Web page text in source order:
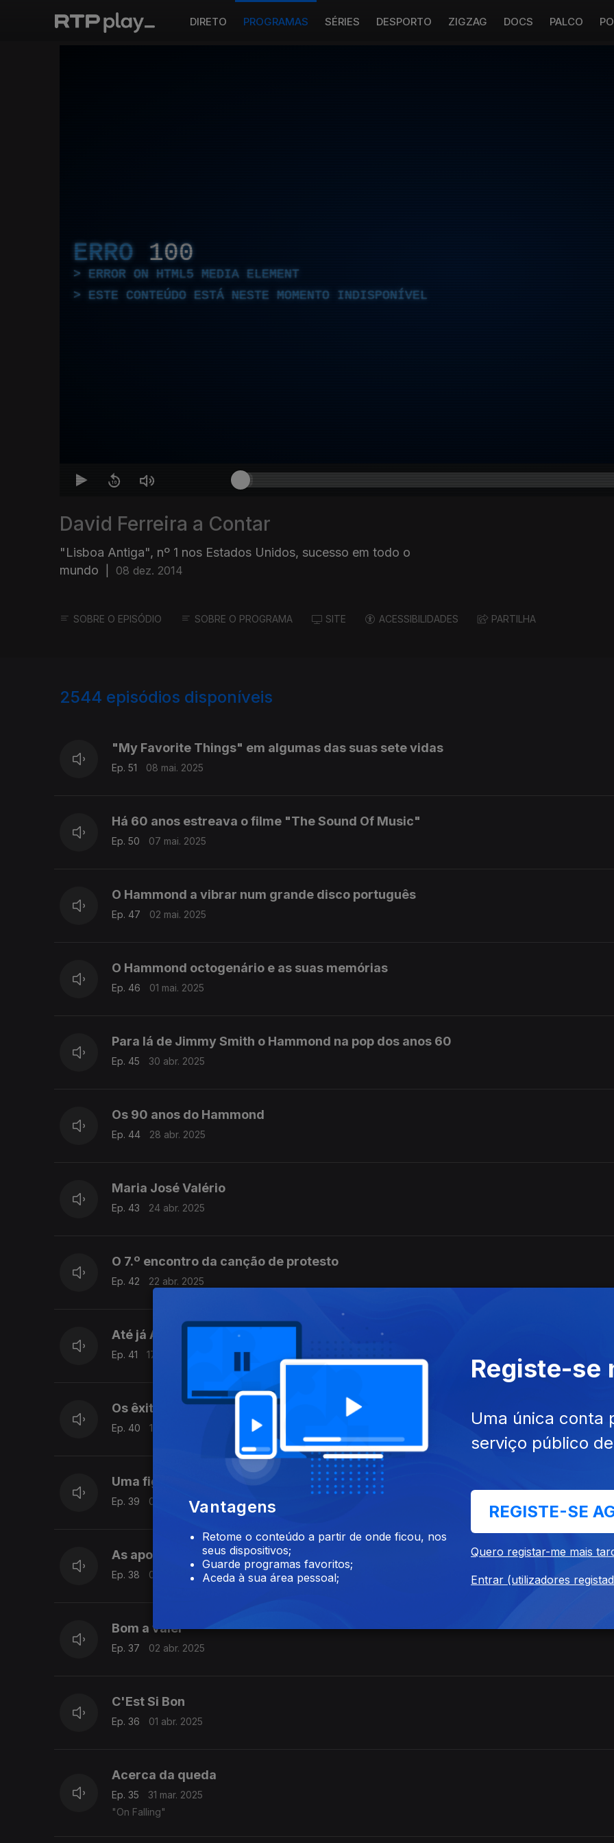
DIRETO PROGRAMAS SÉRIES DESPORTO ZIGZAG DOCS PALCO
ERRO 100
ERROR ON HTML5 MEDIA ELEMENT
ESTE CONTEÚDO ESTÁ NESTE MOMENTO INDISPONÍVEL
David Ferreira a Contar
"Lisboa Antiga", nº 1 nos Estados Unidos, sucesso em todo o
mundo
08 dez. 2014
SOBRE O EPISÓDIO SOBRE O PROGRAMA SITE ACESSIBILIDADES PARTILHA
2544 episódios disponíveis
"My Favorite Things" em algumas das suas sete vidas
Ep. 51 08 mai. 2025
Há 60 anos estreava o filme "The Sound Of Music"
Ep. 50 07 mai. 2025
O Hammond a vibrar num grande disco português
Ep. 47 02 mai. 2025
O Hammond octogenário e as suas memórias
Ep. 46 01 mai. 2025
Para lá de Jimmy Smith o Hammond na pop dos anos 60
Ep. 45 30 abr. 2025
Os 90 anos do Hammond
Ep. 44 28 abr. 2025
Maria José Valério
Ep. 43 24 abr. 2025
O 7.º encontro da canção de protesto
Ep. 42 22 abr. 2025
Até já Aznavour
Ep. 41 17 abr. 2025
Os êxitos que Aznavour ofereceu
Ep. 40 16 abr. 2025
Uma figura popular
Ep. 39 04 abr. 2025
As apostas de Piaf
Ep. 38 03 abr. 2025
Bom a valer
Ep. 37 02 abr. 2025
C'Est Si Bon
Ep. 36 01 abr. 2025
Acerca da queda
Ep. 35
31 mar. 2025
"On Falling"
Vantagens
Retome o conteúdo a partir de onde ficou, nos
seus dispositivos;
Guarde programas favoritos;
Aceda à sua área pessoal;
Registe-se
Uma única conta
serviço público
REGISTE-SE
Quero registar-me mais
Entrar (utilizadores